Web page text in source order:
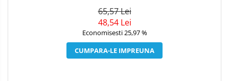
CARDIOVASCULARE SI IN
65,57 Lei
48,54 Lei
Economisesti 25,97 %
CUMPARA-LE IMPREUNA